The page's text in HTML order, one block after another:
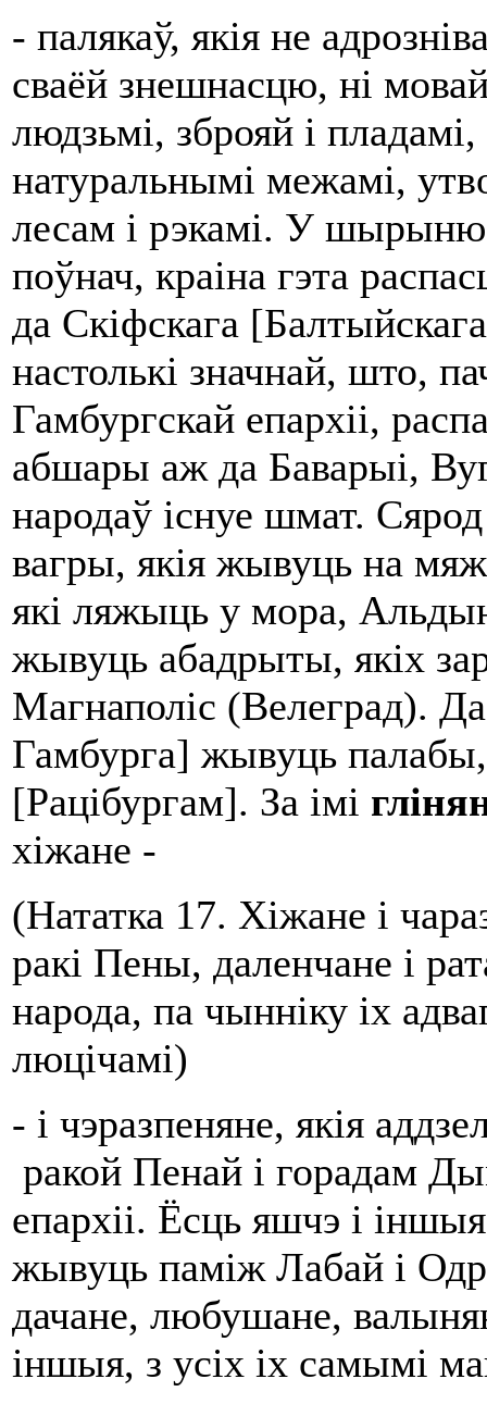
- палякаў, якія не
сваёй знешнасцю, ні
людзьмі, зброяй і
натуральнымі межамі,
лесам і рэкамі. У
поўнач, краіна гэта
да Скіфскага
настолькі значнай, што,
Гамбургскай епархіі,
абшары аж да Баварыі,
народаў існуе шмат.
вагры, якія жывуць на
які ляжыць у мора,
жывуць абадрыты, якіх
Магнаполіс (Велеград).
Гамбурга] жывуць
[Рацібургам]. За імі глі
хіжане -
(Нататка 17. Хіжане і
ракі Пены, даленчане і
народа, па чынніку іх
люцічамі)
- і чэразпеняне, якія
ракой Пенай і горадам
епархіі. Ёсць яшчэ і
жывуць паміж Лабай і
дачане, любушане,
іншыя, з усіх іх самымі